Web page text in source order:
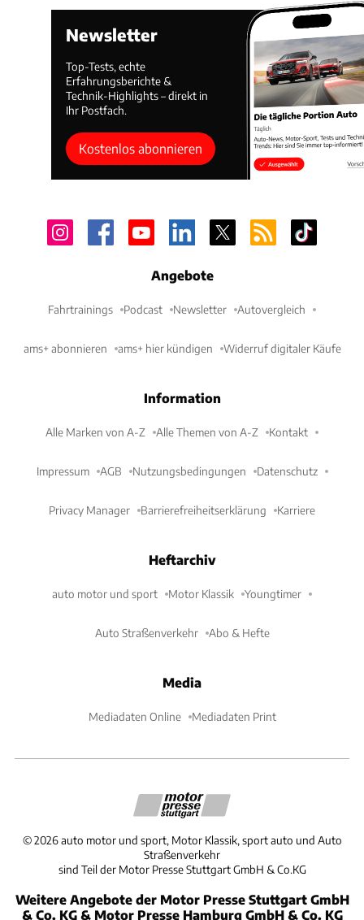
Newsletter
Top-Tests, echte
Erfahrungsberichte &
Technik-Highlights – direkt in
Ihr Postfach.
Kostenlos abonnieren
Angebote
Fahrtrainings Podcast Newsletter Autovergleich
ams+ abonnieren ams+ hier kündigen Widerruf digitaler Käufe
Information
Alle Marken von A-Z Alle Themen von A-Z Kontakt
Impressum AGB Nutzungsbedingungen Datenschutz
Privacy Manager Barrierefreiheitserklärung Karriere
Heftarchiv
auto motor und sport Motor Klassik Youngtimer
Auto Straßenverkehr Abo & Hefte
Media
Mediadaten Online Mediadaten Print
©2026 auto motor und sport, Motor Klassik, sport auto und Auto
Straßenverkehr
sind Teil der Motor Presse Stuttgart GmbH & Co.KG
Weitere Angebote der Motor Presse Stuttgart GmbH
& Co. KG & Motor Presse Hamburg GmbH & Co. KG